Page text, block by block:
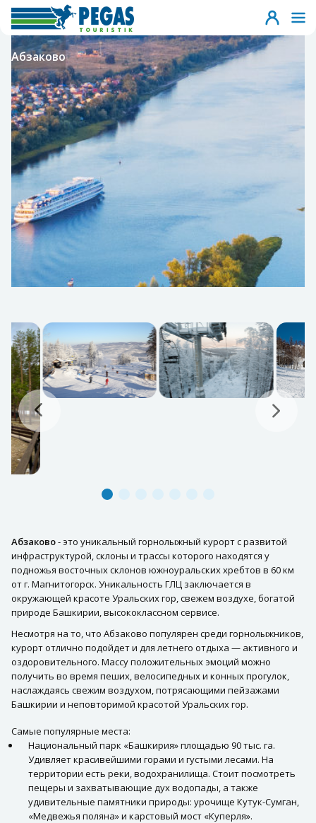
Абзаково
Абзаково- это уникальный горнолыжный курорт с развитой
инфраструктурой, склоны и трассы которого находятся у
подножья восточных склонов южноуральских хребтов в 60 км
от г. Магнитогорск. Уникальность ГЛЦ заключается в
окружающей красоте Уральских гор, свежем воздухе, богатой
природе Башкирии, высококлассном сервисе.
Несмотря на то, что Абзаково популярен среди горнолыжников,
курорт отлично подойдет и для летнего отдыха — активного и
оздоровительного. Массу положительных эмоций можно
получить во время пеших, велосипедных и конных прогулок,
наслаждаясь свежим воздухом, потрясающими пейзажами
Башкирии и неповторимой красотой Уральских гор.
Самые популярные места:
Национальный парк «Башкирия» площадью 90 тыс. га.
Удивляет красивейшими горами и густыми лесами. На
территории есть реки, водохранилища. Стоит посмотреть
пещеры и захватывающие дух водопады, а также
удивительные памятники природы: урочище Кутук-Сумган,
«Медвежья поляна» и карстовый мост «Куперля».